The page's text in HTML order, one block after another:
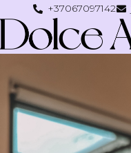
+37067097142